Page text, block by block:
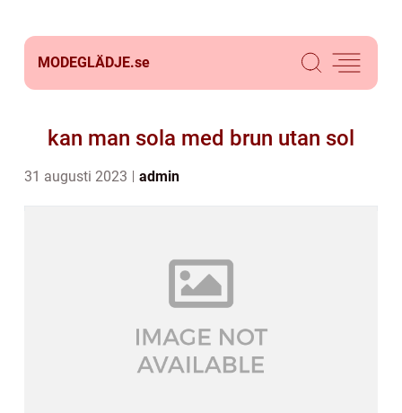
MODEGLÄDJE.se
kan man sola med brun utan sol
31 augusti 2023 admin